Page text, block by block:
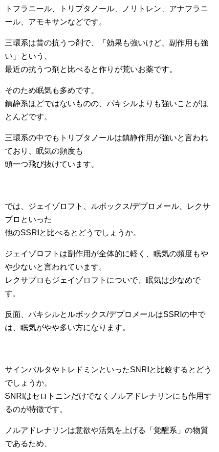
トフラニール、トリプタノール、ノリトレン、アナフラニ
ール、アモキサンなどです。
三環系は昔の抗うつ剤で、「効果も強いけど、副作用も強
い」という、
最近の抗うつ剤と比べると作りが荒いお薬です。
そのため眠気も多めです。
鎮静系ほどではないものの、パキシルよりも強いことがほ
とんどです。
三環系の中でもトリプタノールは鎮静作用が強いと言われ
ており、眠気の頻度も
頭一つ飛び抜けています。
では、ジェイゾロフト、ルボックス/デプロメール、レクサ
プロといった
他のSSRIと比べるとどうでしょうか。
ジェイゾロフトは副作用が全体的に軽く、眠気の頻度もや
や少ないと言われています。
レクサプロもジェイゾロフトについで、眠気は少なめで
す。
反面、パキシルとルボックス/デプロメールはSSRIの中で
は、眠気がやや多い方になります。
サインバルタやトレドミンといったSNRIと比較するとどう
でしょうか。
SNRIはセロトニンだけでなくノルアドレナリンにも作用す
るのが特徴です。
ノルアドレナリンは意欲や活気を上げる「覚醒系」の物質
であるため、